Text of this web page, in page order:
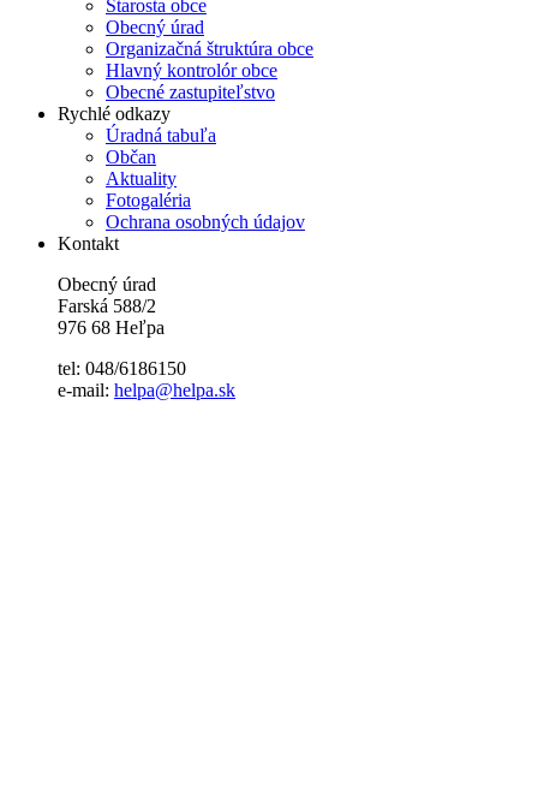
Starosta obce
Obecný úrad
Organizačná štruktúra obce
Hlavný kontrolór obce
Obecné zastupiteľstvo
Rychlé odkazy
Úradná tabuľa
Občan
Aktuality
Fotogaléria
Ochrana osobných údajov
Kontakt
Obecný úrad
Farská 588/2
976 68 Heľpa
tel: 048/6186150
e-mail: helpa@helpa.sk